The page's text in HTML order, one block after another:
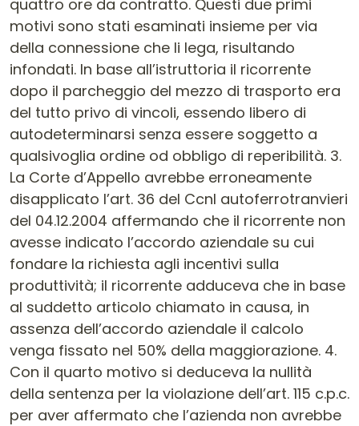
quattro ore da contratto. Questi due primi
motivi sono stati esaminati insieme per via
della connessione che li lega, risultando
infondati. In base all’istruttoria il ricorrente
dopo il parcheggio del mezzo di trasporto era
del tutto privo di vincoli, essendo libero di
autodeterminarsi senza essere soggetto a
qualsivoglia ordine od obbligo di reperibilità. 3.
La Corte d’Appello avrebbe erroneamente
disapplicato l’art. 36 del Ccnl autoferrotranvieri
del 04.12.2004 affermando che il ricorrente non
avesse indicato l’accordo aziendale su cui
fondare la richiesta agli incentivi sulla
produttività; il ricorrente adduceva che in base
al suddetto articolo chiamato in causa, in
assenza dell’accordo aziendale il calcolo
venga fissato nel 50% della maggiorazione. 4.
Con il quarto motivo si deduceva la nullità
della sentenza per la violazione dell’art. 115 c.p.c.
per aver affermato che l’azienda non avrebbe